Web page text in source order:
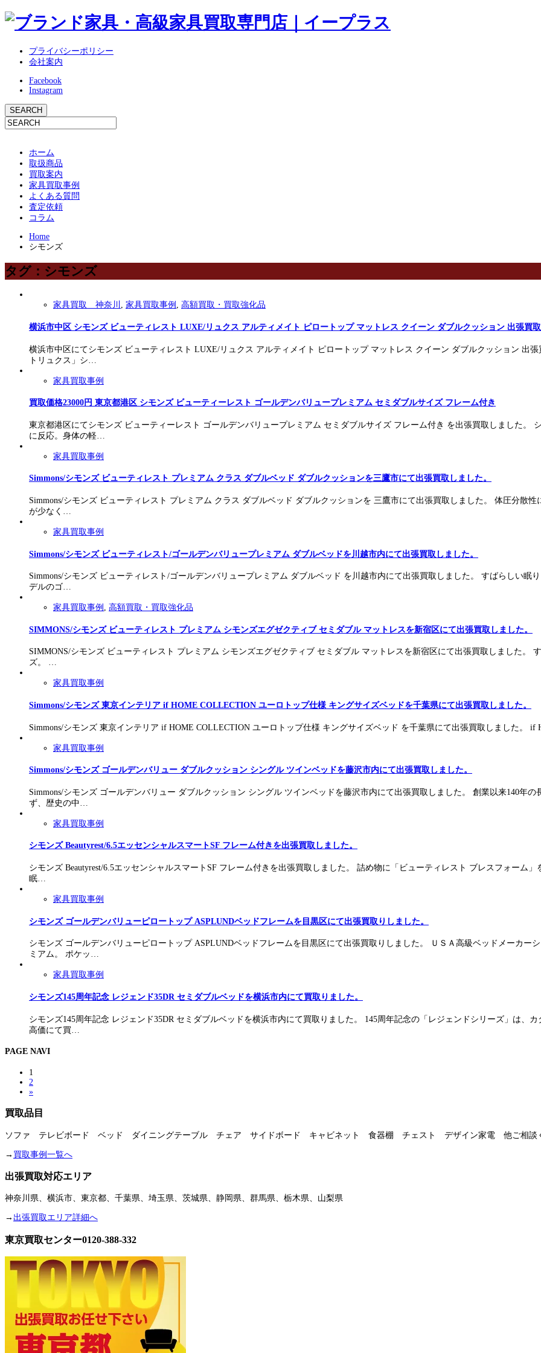
プライバシーポリシー
会社案内
Facebook
Instagram
ホーム
取扱商品
買取案内
家具買取事例
よくある質問
査定依頼
コラム
Home
シモンズ
タグ：シモンズ
家具買取 神奈川 , 家具買取事例 , 高額買取・買取強化品
横浜市中区 シモンズ ビューティレスト LUXE/リュクス アルティメイト ピロートップ マットレス クイーン ダブルクッション 出張買
横浜市中区にてシモンズ ビューティレスト LUXE/リュクス アルティメイト ピロートップ マットレス クイーン ダブルクッション 出
トリュクス」シ…
家具買取事例
買取価格23000円 東京都港区 シモンズ ビューティーレスト ゴールデンバリュープレミアム セミダブルサイズ フレーム付き
東京都港区にてシモンズ ビューティーレスト ゴールデンバリュープレミアム セミダブルサイズ フレーム付き を出張買取しました。
に反応。身体の軽…
家具買取事例
Simmons/シモンズ ビューティレスト プレミアム クラス ダブルベッド ダブルクッションを三鷹市にて出張買取しました。
Simmons/シモンズ ビューティレスト プレミアム クラス ダブルベッド ダブルクッションを 三鷹市にて出張買取しました。 体圧分散
が少なく…
家具買取事例
Simmons/シモンズ ビューティレスト/ゴールデンバリュープレミアム ダブルベッドを川越市内にて出張買取しました。
Simmons/シモンズ ビューティレスト/ゴールデンバリュープレミアム ダブルベッド を川越市内にて出張買取しました。 すばらしい
デルのゴ…
家具買取事例 , 高額買取・買取強化品
SIMMONS/シモンズ ビューティレスト プレミアム シモンズエグゼクティブ セミダブル マットレスを新宿区にて出張買取しました。
SIMMONS/シモンズ ビューティレスト プレミアム シモンズエグゼクティブ セミダブル マットレスを新宿区にて出張買取しました。
ズ。 …
家具買取事例
Simmons/シモンズ 東京インテリア if HOME COLLECTION ユーロトップ仕様 キングサイズベッドを千葉県にて出張買取しました。
Simmons/シモンズ 東京インテリア if HOME COLLECTION ユーロトップ仕様 キングサイズベッド を千葉県にて出張買取しました。
家具買取事例
Simmons/シモンズ ゴールデンバリュー ダブルクッション シングル ツインベッドを藤沢市内にて出張買取しました。
Simmons/シモンズ ゴールデンバリュー ダブルクッション シングル ツインベッドを藤沢市内にて出張買取しました。 創業以来140年
ず、歴史の中…
家具買取事例
シモンズ Beautyrest/6.5エッセンシャルスマートSF フレーム付きを出張買取しました。
シモンズ Beautyrest/6.5エッセンシャルスマートSF フレーム付きを出張買取しました。 詰め物に「ビューティレスト ブレスフォーム
眠…
家具買取事例
シモンズ ゴールデンバリューピロートップ ASPLUNDベッドフレームを目黒区にて出張買取りしました。
シモンズ ゴールデンバリューピロートップ ASPLUNDベッドフレームを目黒区にて出張買取りしました。 ＵＳＡ高級ベッドメーカー
ミアム。 ポケッ…
家具買取事例
シモンズ145周年記念 レジェンド35DR セミダブルベッドを横浜市内にて買取りました。
シモンズ145周年記念 レジェンド35DR セミダブルベッドを横浜市内にて買取りました。 145周年記念の「レジェンドシリーズ」は、
高価にて買…
PAGE NAVI
1
2
»
買取品目
ソファ テレビボード ベッド ダイニングテーブル チェア サイドボード キャビネット 食器棚 チェスト デザイン家電 他ご相談
→ 買取事例一覧へ
出張買取対応エリア
神奈川県、横浜市、東京都、千葉県、埼玉県、茨城県、静岡県、群馬県、栃木県、山梨県
→ 出張買取エリア詳細へ
東京買取センター0120-388-332